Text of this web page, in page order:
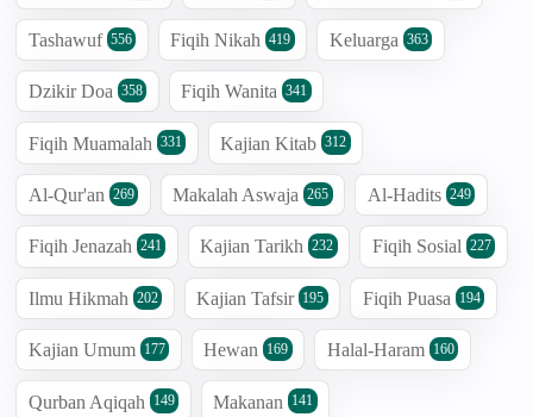
Tashawuf 556 Fiqih Nikah 419 Keluarga 363
Dzikir Doa 358 Fiqih Wanita 341
Fiqih Muamalah 331 Kajian Kitab 312
Al-Qur'an 269 Makalah Aswaja 265 Al-Hadits 249
Fiqih Jenazah 241 Kajian Tarikh 232 Fiqih Sosial 227
Ilmu Hikmah 202 Kajian Tafsir 195 Fiqih Puasa 194
Kajian Umum 177 Hewan 169 Halal-Haram 160
Qurban Aqiqah 149 Makanan 141